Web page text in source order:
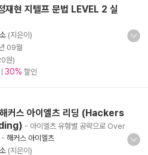
재현 지텔프 문법 LEVEL 2 실
(지은이)
09월
원)
30% 할인
커스 아이엘츠 리딩 (Hackers
- 아이엘츠 유형별 공략으로 Over
- 해커스 아이엘츠
(지은이)